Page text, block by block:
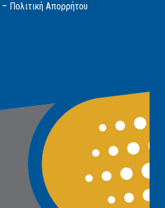
Πολιτική Απορρήτου